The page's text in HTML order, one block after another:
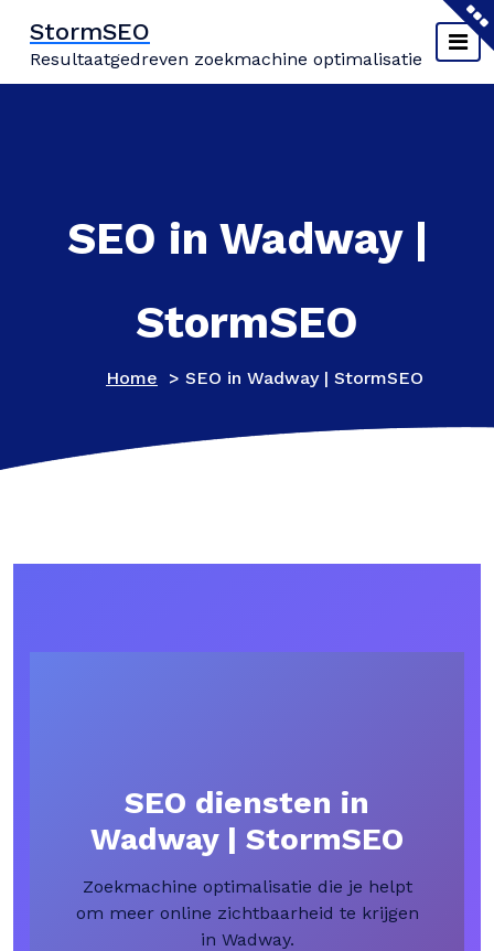
inhoud
springen
StormSEO
Resultaatgedreven zoekmachine optimalisatie
SEO in Wadway |
StormSEO
Home > SEO in Wadway | StormSEO
SEO diensten in
Wadway | StormSEO
Zoekmachine optimalisatie die je helpt
om meer online zichtbaarheid te krijgen
in Wadway.